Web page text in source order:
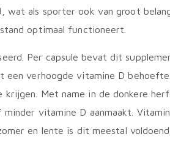
wat als sporter ook van groot
optimaal functioneert.
Per capsule bevat dit
een verhoogde vitamine D
Met name in de donkere
vitamine D aanmaakt.
en lente is dit meestal